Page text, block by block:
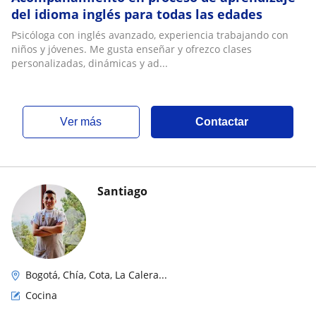
del idioma inglés para todas las edades
Psicóloga con inglés avanzado, experiencia trabajando con
niños y jóvenes. Me gusta enseñar y ofrezco clases
personalizadas, dinámicas y ad...
ver más Contactar
Santiago
Bogotá, Chía, Cota, La Calera...
Cocina